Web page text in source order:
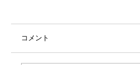
コメント